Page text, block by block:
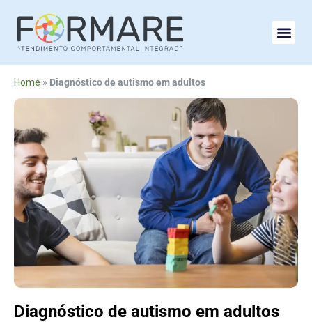
Home » Diagnóstico de autismo em adultos
Diagnóstico de autismo em adultos